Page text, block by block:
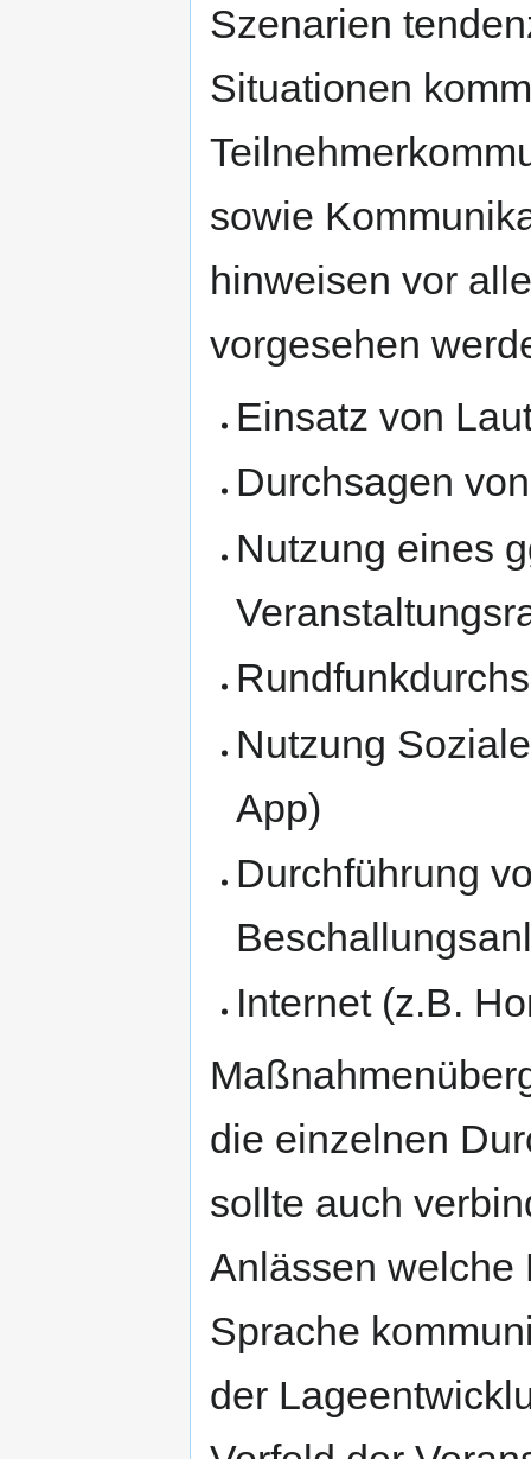
Szenarien
Situationen
sowie
hinweisen vor
vorgesehen
Einsatz von
Durchsagen
Nutzung eines
Nutzung
App)
Durchführung
Internet (z.B.
die einzelnen
sollte auch
Anlässen welche
Sprache
der